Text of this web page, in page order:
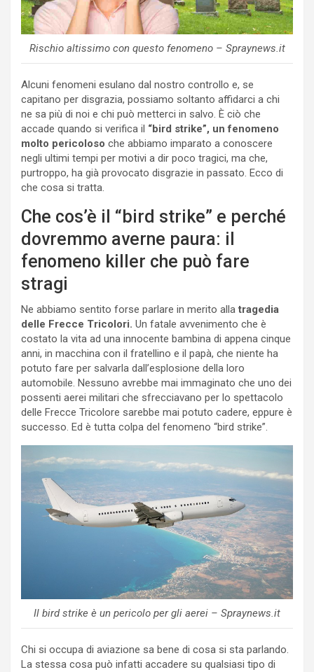
Rischio altissimo con questo fenomeno – Spraynews.it
Alcuni fenomeni esulano dal nostro controllo e, se
capitano per disgrazia, possiamo soltanto affidarci a chi
ne sa più di noi e chi può metterci in salvo. È ciò che
accade quando si verifica il “bird strike”, un fenomeno
molto pericoloso che abbiamo imparato a conoscere
negli ultimi tempi per motivi a dir poco tragici, ma che,
purtroppo, ha già provocato disgrazie in passato. Ecco di
che cosa si tratta.
Che cos’è il “bird strike” e perché
dovremmo averne paura: il
fenomeno killer che può fare
stragi
Ne abbiamo sentito forse parlare in merito allatragedia
delle Frecce Tricolori. Un fatale avvenimento che è
costato la vita ad una innocente bambina di appena cinque
anni, in macchina con il fratellino e il papà, che niente ha
potuto fare per salvarla dall’esplosione della loro
automobile. Nessuno avrebbe mai immaginato che uno dei
possenti aerei militari che sfrecciavano per lo spettacolo
delle Frecce Tricolore sarebbe mai potuto cadere, eppure è
successo. Ed è tutta colpa del fenomeno “bird strike”.
Il bird strike è un pericolo per gli aerei – Spraynews.it
Chi si occupa di aviazione sa bene di cosa si sta parlando.
La stessa cosa può infatti accadere su qualsiasi tipo di